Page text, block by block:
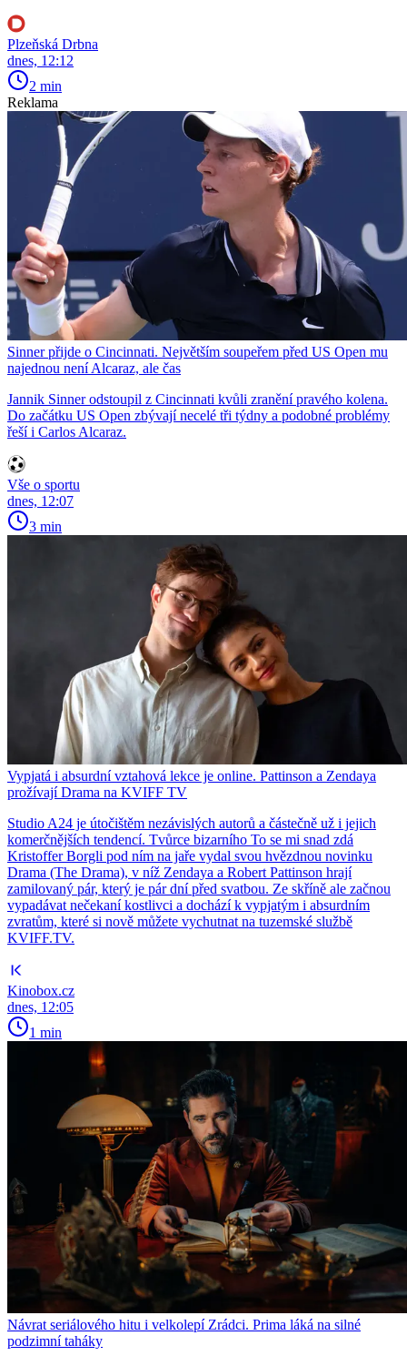
Plzeňská Drbna
dnes, 12:12
2 min
Reklama
Sinner přijde o Cincinnati. Největším soupeřem před US Open mu
najednou není Alcaraz, ale čas
Jannik Sinner odstoupil z Cincinnati kvůli zranění pravého kolena.
Do začátku US Open zbývají necelé tři týdny a podobné problémy
řeší i Carlos Alcaraz.
Vše o sportu
dnes, 12:07
3 min
Vypjatá i absurdní vztahová lekce je online. Pattinson a Zendaya
prožívají Drama na KVIFF TV
Studio A24 je útočištěm nezávislých autorů a částečně už i jejich
komerčnějších tendencí. Tvůrce bizarního To se mi snad zdá
Kristoffer Borgli pod ním na jaře vydal svou hvězdnou novinku
Drama (The Drama), v níž Zendaya a Robert Pattinson hrají
zamilovaný pár, který je pár dní před svatbou. Ze skříně ale začnou
vypadávat nečekaní kostlivci a dochází k vypjatým i absurdním
zvratům, které si nově můžete vychutnat na tuzemské službě
KVIFF.TV.
Kinobox.cz
dnes, 12:05
1 min
Návrat seriálového hitu i velkolepí Zrádci. Prima láká na silné
podzimní taháky